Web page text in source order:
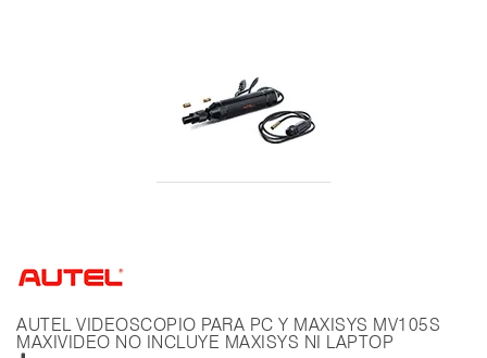
AUTEL VIDEOSCOPIO PARA PC Y MAXISYS MV105S
MAXIVIDEO NO INCLUYE MAXISYS NI LAPTOP